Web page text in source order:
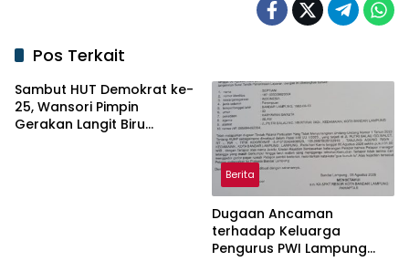
Pos Terkait
Sambut HUT Demokrat ke-
25, Wansori Pimpin
Gerakan Langit Biru
Berita
Dugaan Ancaman
terhadap Keluarga
Pengurus PWI Lampung